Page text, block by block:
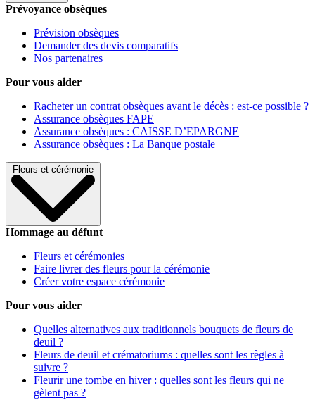
Prévoyance obsèques
Prévision obsèques
Demander des devis comparatifs
Nos partenaires
Pour vous aider
Racheter un contrat obsèques avant le décès : est-ce possible ?
Assurance obsèques FAPE
Assurance obsèques : CAISSE D’EPARGNE
Assurance obsèques : La Banque postale
Fleurs et cérémonie
Hommage au défunt
Fleurs et cérémonies
Faire livrer des fleurs pour la cérémonie
Créer votre espace cérémonie
Pour vous aider
Quelles alternatives aux traditionnels bouquets de fleurs de
deuil ?
Fleurs de deuil et crématoriums : quelles sont les règles à
suivre ?
Fleurir une tombe en hiver : quelles sont les fleurs qui ne
gèlent pas ?